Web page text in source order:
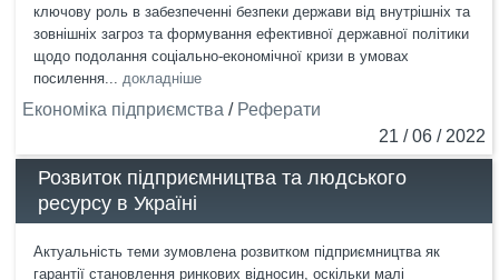
ключову роль в забезпеченні безпеки держави від внутрішніх та
зовнішніх загроз та формування ефективної державної політики
щодо подолання соціально-економічної кризи в умовах
посилення... докладніше
Економіка підприємства / Реферати
21 / 06 / 2022
Розвиток підприємництва та людського
ресурсу в Україні
Актуальність теми зумовлена розвитком підприємництва як
гарантії становлення ринкових відносин, оскільки малі